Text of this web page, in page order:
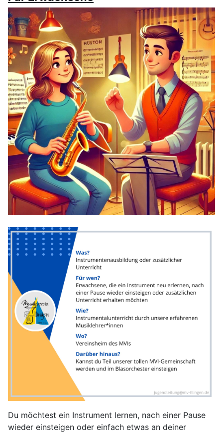
Du möchtest ein Instrument lernen, nach einer Pause
wieder einsteigen oder einfach etwas an deiner